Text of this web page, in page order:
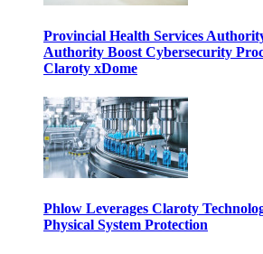
Provincial Health Services
Authority Boost Cybersecurity
Claroty xDome
Phlow Leverages Claroty
Physical System Protection